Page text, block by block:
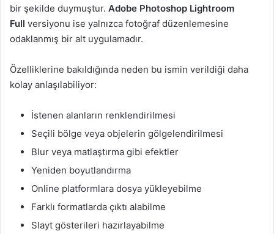
bir şekilde duymuştur. Adobe Photoshop Lightroom
Full versiyonu ise yalnızca fotoğraf düzenlemesine
odaklanmış bir alt uygulamadır.
Özelliklerine bakıldığında neden bu ismin verildiği daha
kolay anlaşılabiliyor:
İstenen alanların renklendirilmesi
Seçili bölge veya objelerin gölgelendirilmesi
Blur veya matlaştırma gibi efektler
Yeniden boyutlandırma
Online platformlara dosya yükleyebilme
Farklı formatlarda çıktı alabilme
Slayt gösterileri hazırlayabilme